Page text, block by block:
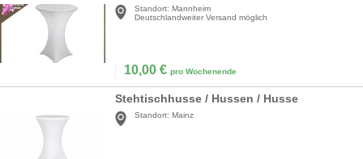
Standort: Mannheim
Deutschlandweiter Versand möglich
10,00 € pro Wochenende
Stehtischhusse / Hussen / Husse
Standort: Mainz